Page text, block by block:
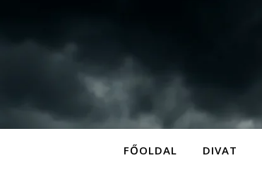
FŐOLDAL DIVAT